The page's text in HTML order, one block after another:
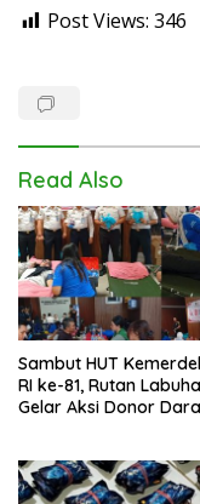
Post Views: 346
Read Also
Sambut HUT
RI ke-81, Rutan
Gelar Aksi Donor